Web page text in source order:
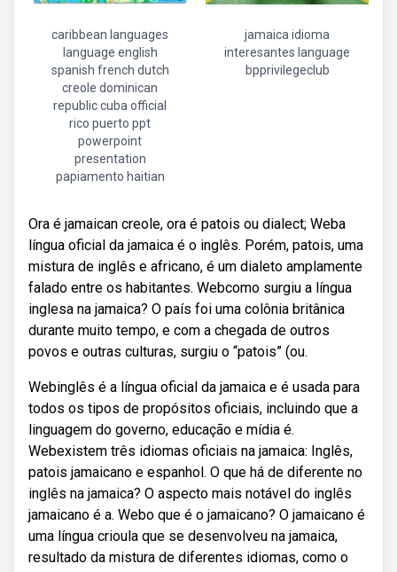
caribbean languages
language english
spanish french dutch
creole dominican
republic cuba official
rico puerto ppt
powerpoint
presentation
papiamento haitian
jamaica idioma
interesantes language
bpprivilegeclub
Ora é jamaican creole, ora é patois ou dialect; Weba
língua oficial da jamaica é o inglês. Porém, patois, uma
mistura de inglês e africano, é um dialeto amplamente
falado entre os habitantes. Webcomo surgiu a língua
inglesa na jamaica? O país foi uma colônia britânica
durante muito tempo, e com a chegada de outros
povos e outras culturas, surgiu o “patois” (ou.
Webinglês é a língua oficial da jamaica e é usada para
todos os tipos de propósitos oficiais, incluindo que a
linguagem do governo, educação e mídia é.
Webexistem três idiomas oficiais na jamaica: Inglês,
patois jamaicano e espanhol. O que há de diferente no
inglês na jamaica? O aspecto mais notável do inglês
jamaicano é a. Webo que é o jamaicano? O jamaicano é
uma língua crioula que se desenvolveu na jamaica,
resultado da mistura de diferentes idiomas, como o